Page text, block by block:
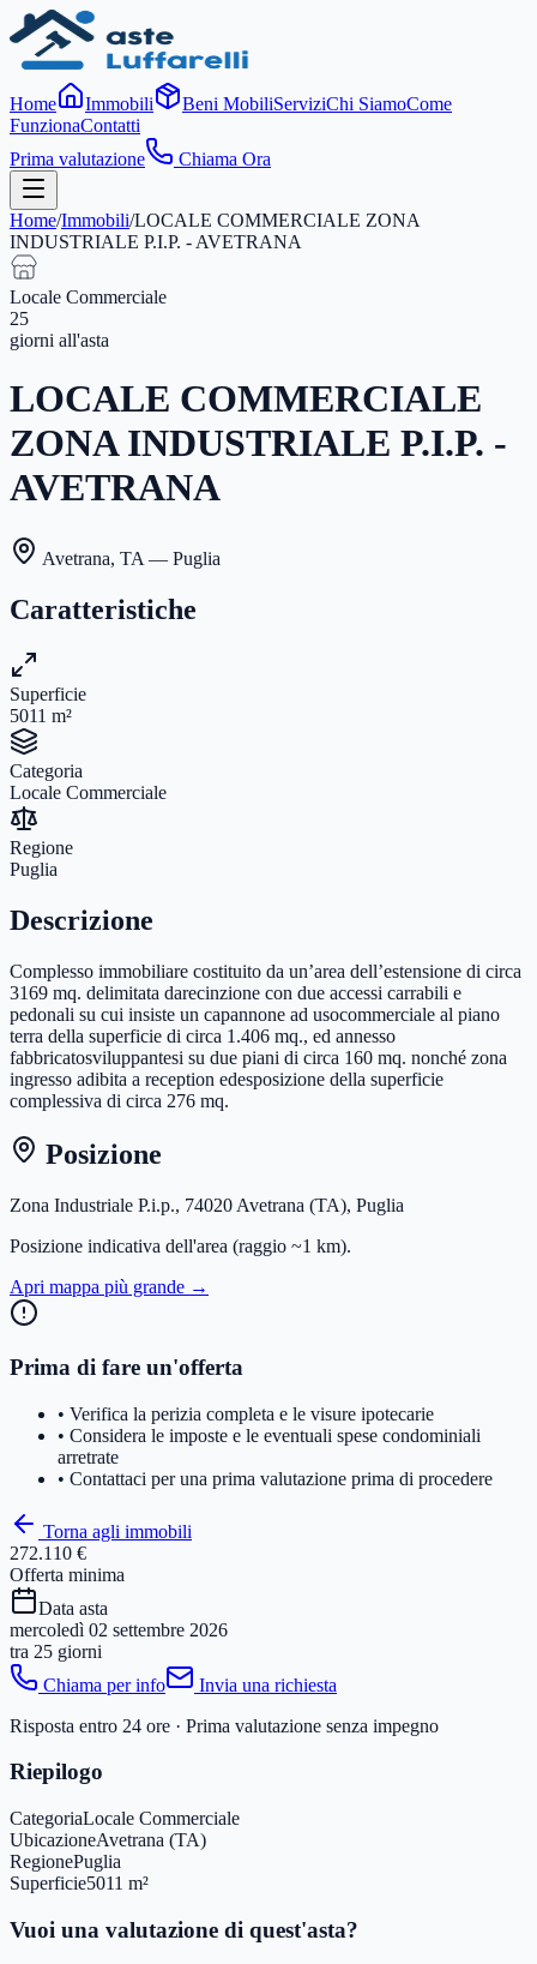
Home Immobili Beni MobiliServiziChi SiamoCome
FunzionaContatti
Prima valutazione
Chiama Ora
Home/Immobili/LOCALE COMMERCIALE ZONA
INDUSTRIALE P.I.P. - AVETRANA
Locale Commerciale
25
giorni all'asta
LOCALE COMMERCIALE
ZONA INDUSTRIALE P.I.P. -
AVETRANA
Avetrana, TA — Puglia
Caratteristiche
Superficie
5011 m²
Categoria
Locale Commerciale
Regione
Puglia
Descrizione
Complesso immobiliare costituito da un’area dell’estensione di circa
3169 mq. delimitata darecinzione con due accessi carrabili e
pedonali su cui insiste un capannone ad usocommerciale al piano
terra della superficie di circa 1.406 mq., ed annesso
fabbricatosviluppantesi su due piani di circa 160 mq. nonché zona
ingresso adibita a reception edesposizione della superficie
complessiva di circa 276 mq.
Posizione
Zona Industriale P.i.p., 74020 Avetrana (TA), Puglia
Posizione indicativa dell'area (raggio ~1 km).
Apri mappa più grande →
Prima di fare un'offerta
• Verifica la perizia completa e le visure ipotecarie
• Considera le imposte e le eventuali spese condominiali
arretrate
• Contattaci per una prima valutazione prima di procedere
Torna agli immobili
272.110 €
Offerta minima
Data asta
mercoledì 02 settembre 2026
tra 25 giorni
Chiama per info
Invia una richiesta
Risposta entro 24 ore · Prima valutazione senza impegno
Riepilogo
CategoriaLocale Commerciale
UbicazioneAvetrana (TA)
RegionePuglia
Superficie5011 m²
Vuoi una valutazione di quest'asta?